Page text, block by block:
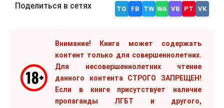
Поделиться в сетях TG FB TW WA VB PT VK
Внимание! Книга может содержать
контент только для совершеннолетних.
Для несовершеннолетних чтение
данного контента СТРОГО ЗАПРЕЩЕН!
Если в книге присутствует наличие
пропаганды ЛГБТ и другого,